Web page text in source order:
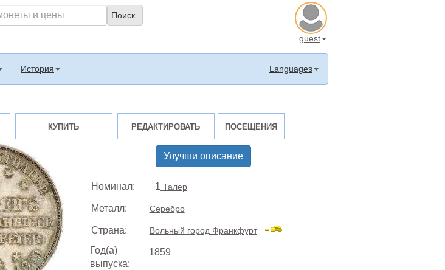
guest
История Languages
КУПИТЬ РЕДАКТИРОВАТЬ ПОСЕЩЕНИЯ
Улучши описание
Номинал: 1 Талер
Металл: Серебро
Страна: Вольный город Франкфурт
Год(а)
выпуска:
1859